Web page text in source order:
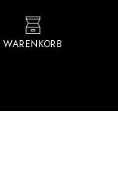
auf dem
WARENKORB